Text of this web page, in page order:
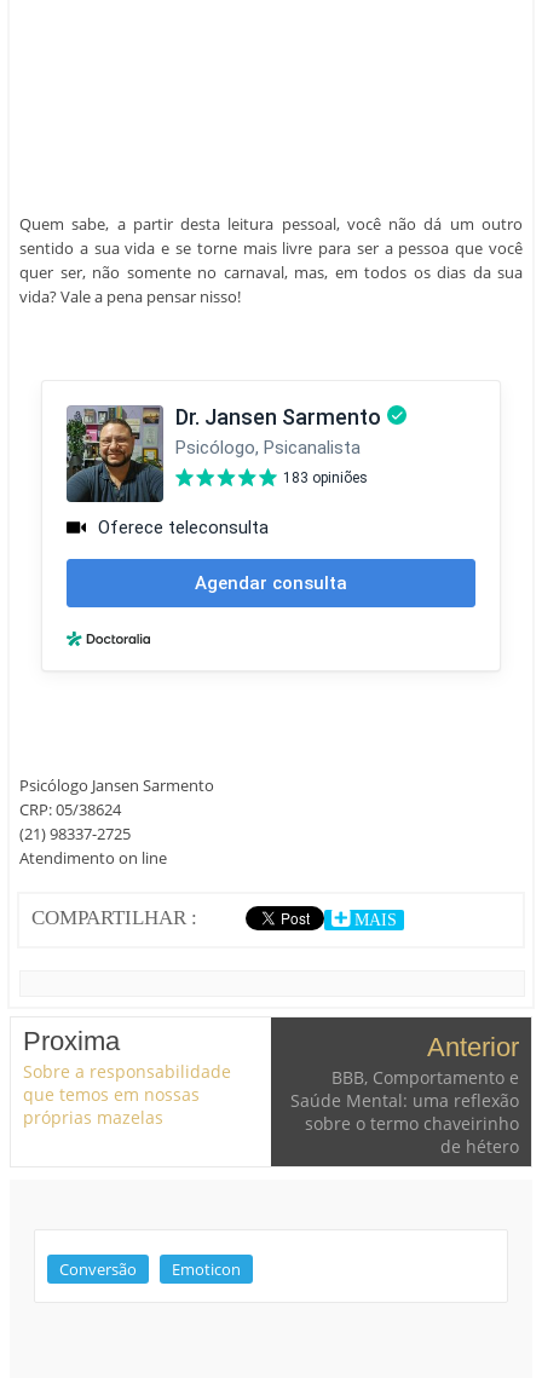
Quem sabe, a partir desta leitura pessoal, você não dá um outro
sentido a sua vida e se torne mais livre para ser a pessoa que você
quer ser, não somente no carnaval, mas, em todos os dias da sua
vida? Vale a pena pensar nisso!
Psicólogo Jansen Sarmento
CRP: 05/38624
(21) 98337-2725
Atendimento on line
COMPARTILHAR : MAIS
Proxima
Sobre a responsabilidade
que temos em nossas
próprias mazelas
Anterior
BBB, Comportamento e
Saúde Mental: uma reflexão
sobre o termo chaveirinho
de hétero
Conversão Emoticon